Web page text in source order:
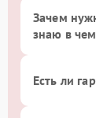
Зачем
знаю в
Есть ли